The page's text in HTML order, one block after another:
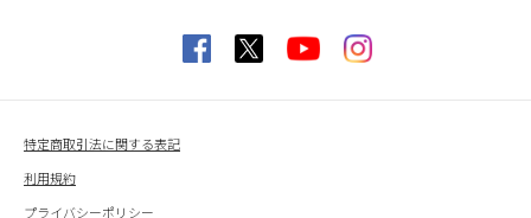
特定商取引法に関する表記
利用規約
プライバシーポリシー